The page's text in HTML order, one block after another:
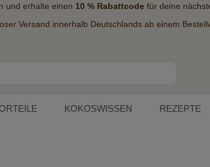
und erhalte einen 10 % Rabattcodefür deine
Versand innerhalb Deutschlands ab einem
KOKOSWISSEN REZEPTE